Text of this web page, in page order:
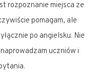
rozpoznanie miejsca ze
pomagam, ale
po angielsku. Nie
uczniów i